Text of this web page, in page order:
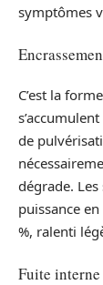
symptômes
C’est la
de
dégrade.
puissance
%, ralenti
Fuite interne